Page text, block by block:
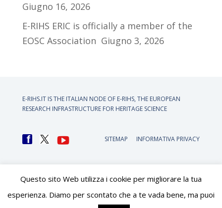
Giugno 16, 2026
E-RIHS ERIC is officially a member of the
EOSC Association Giugno 3, 2026
E-RIHS.IT IS THE ITALIAN NODE OF E-RIHS, THE EUROPEAN
RESEARCH INFRASTRUCTURE FOR HERITAGE SCIENCE
SITEMAP INFORMATIVA PRIVACY
Questo sito Web utilizza i cookie per migliorare la tua
esperienza. Diamo per scontato che a te vada bene, ma puoi